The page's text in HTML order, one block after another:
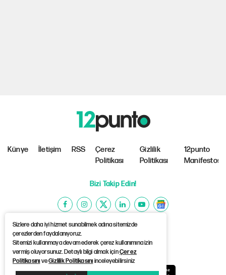
Sizlere daha iyi hizmet sunabilmek adına sitemizde
çerezlerden faydalanıyoruz.
Sitemizi kullanmaya devam ederek çerez kullanımına izin
vermiş oluyorsunuz. Detaylı bilgi almak içinÇerez
PolitikasınıveGizlilik Politikasınıinceleyebilirsiniz
Künye İletişim RSS
Çerez
Politikası
Gizlilik
Politikası
12punto
Manifestosu
Bizi Takip Edin!
©Copyright 2026 12punto